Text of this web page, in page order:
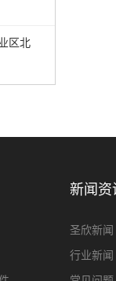
区北
新闻资
圣欣新闻
行业新闻